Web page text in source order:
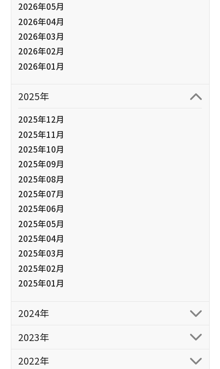
2026年05月
2026年04月
2026年03月
2026年02月
2026年01月
2025年
2025年12月
2025年11月
2025年10月
2025年09月
2025年08月
2025年07月
2025年06月
2025年05月
2025年04月
2025年03月
2025年02月
2025年01月
2024年
2023年
2022年